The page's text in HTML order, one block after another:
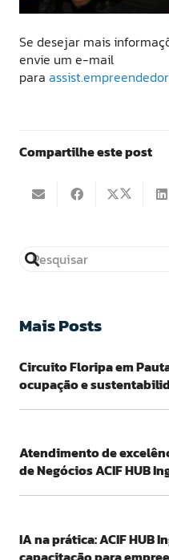
Se desejar mais
envie um e-mail
para
Compartilhe este post
Mais Posts
Circuito Floripa em
ocupação e
Atendimento de
de Negócios ACIF HUB
IA na prática: ACIF HUB